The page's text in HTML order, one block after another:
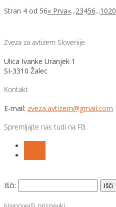
Stran 4 od 56« Prva«...23456...1020
Zveza za avtizem Slovenije
Ulica Ivanke Uranjek 1
SI-3310 Žalec
Kontakt
E-mail: zveza.avtizem@gmail.com
Spremljajte nas tudi na FB
Išči: